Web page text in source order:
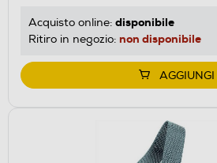
Acquisto online: disponibile
Ritiro in negozio: non disponibile
AGGIUNGI